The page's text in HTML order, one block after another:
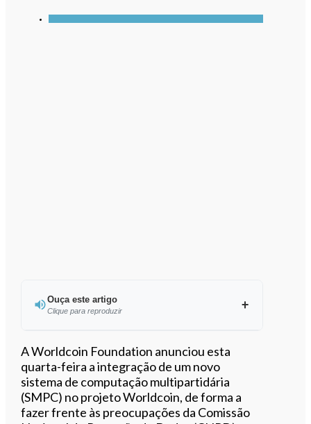
Ouça este artigo
Clique para reproduzir
Ouvir este artigo
A Worldcoin Foundation anunciou esta
quarta-feira a integração de um novo
sistema de computação multipartidária
(SMPC) no projeto Worldcoin, de forma a
fazer frente às preocupações da Comissão